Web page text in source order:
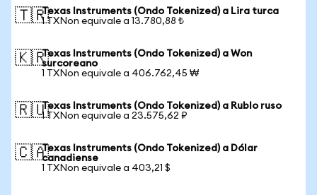
🇹🇷Texas Instruments (Ondo Tokenized) a Lira turca
1 TXNon equivale a 13.780,88 ₺
🇰🇷Texas Instruments (Ondo Tokenized) a Won
surcoreano
1 TXNon equivale a 406.762,45 ₩
🇷🇺Texas Instruments (Ondo Tokenized) a Rublo ruso
1 TXNon equivale a 23.575,62 ₽
🇨🇦Texas Instruments (Ondo Tokenized) a Dólar
canadiense
1 TXNon equivale a 403,21 $